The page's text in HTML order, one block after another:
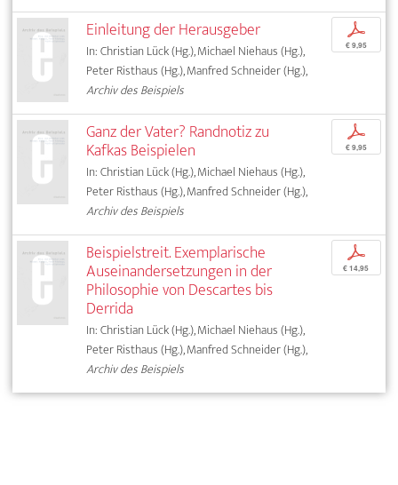
Einleitung der Herausgeber
In: Christian Lück (Hg.), Michael Niehaus (Hg.),
Peter Risthaus (Hg.), Manfred Schneider (Hg.),
Archiv des Beispiels
p
€ 9,95
Ganz der Vater? Randnotiz zu
Kafkas Beispielen
In: Christian Lück (Hg.), Michael Niehaus (Hg.),
Peter Risthaus (Hg.), Manfred Schneider (Hg.),
Archiv des Beispiels
p
€ 9,95
Beispielstreit. Exemplarische
Auseinandersetzungen in der
Philosophie von Descartes bis
Derrida
In: Christian Lück (Hg.), Michael Niehaus (Hg.),
Peter Risthaus (Hg.), Manfred Schneider (Hg.),
Archiv des Beispiels
p
€ 14,95